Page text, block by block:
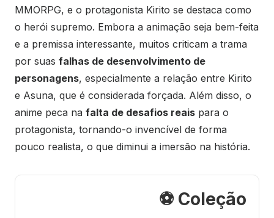
MMORPG, e o protagonista Kirito se destaca como
o herói supremo. Embora a animação seja bem-feita
e a premissa interessante, muitos criticam a trama
por suas falhas de desenvolvimento de
personagens, especialmente a relação entre Kirito
e Asuna, que é considerada forçada. Além disso, o
anime peca na falta de desafios reais para o
protagonista, tornando-o invencível de forma
pouco realista, o que diminui a imersão na história.
⚽ Coleção